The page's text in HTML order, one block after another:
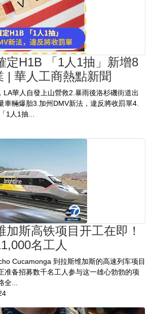
定H1B 「1人1抽」新增8
| 華人工商熱點新聞
LA華人自發上山營救2.暴雨後洛杉磯街道出
車輛爆胎3.加州DMV新法，違反將收罰單4.
1人1抽...
加斯高铁项目开工在即！
名工人
Cucamonga 到拉斯维加斯的高速列车项目
准备招募数千名工人参与这一雄心勃勃的项
全...